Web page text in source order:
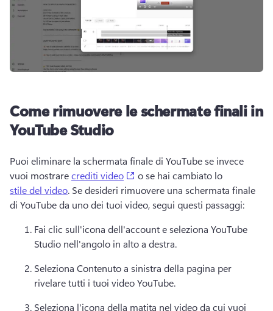
Come rimuovere le schermate finali in
YouTube Studio
Puoi eliminare la schermata finale di YouTube se invece
vuoi mostrare crediti video (opens in a new tab)
o se hai cambiato lo
stile del video. Se desideri rimuovere una schermata finale
di YouTube da uno dei tuoi video, segui questi passaggi:
Fai clic sull'icona dell'account e seleziona YouTube
Studio nell'angolo in alto a destra.
Seleziona Contenuto a sinistra della pagina per
rivelare tutti i tuoi video YouTube.
Seleziona l'icona della matita nel video da cui vuoi